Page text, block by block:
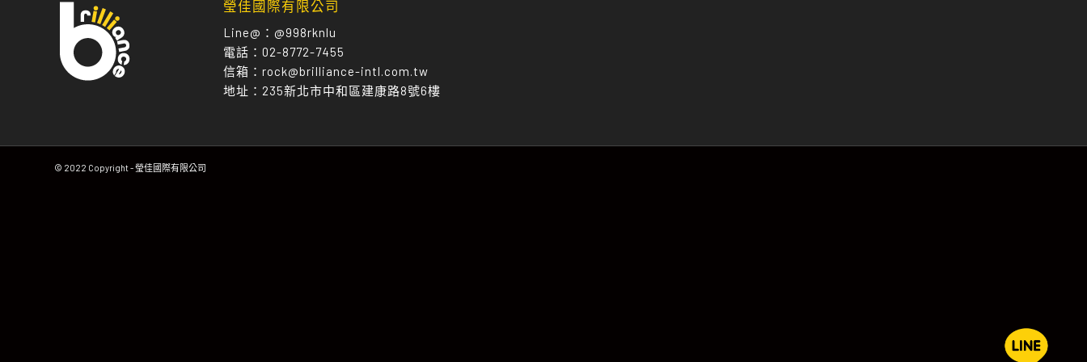
瑩佳國際有限公司
Line@： @998rknlu
電話：02-8772-7455
信箱：rock@brilliance-intl.com.tw
地址： 235新北市中和區建康路8號6樓
© 2022 Copyright - 瑩佳國際有限公司